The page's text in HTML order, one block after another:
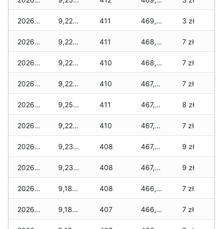
2026-04-03 9,220 zł 411 469,025 zł 3 zł
2026-04-02 9,220 zł 411 468,575 zł 7 zł
2026-04-01 9,220 zł 410 468,030 zł 7 zł
2026-03-31 9,220 zł 410 467,970 zł 7 zł
2026-03-30 9,250 zł 411 467,950 zł 8 zł
2026-03-29 9,220 zł 410 467,835 zł 7 zł
2026-03-28 9,230 zł 408 467,285 zł 9 zł
2026-03-27 9,230 zł 408 467,215 zł 9 zł
2026-03-26 9,180 zł 408 466,765 zł 7 zł
2026-03-25 9,180 zł 407 466,675 zł 7 zł